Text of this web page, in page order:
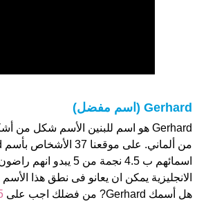
Gerhard (اسم مفضل)
اسمائهم ب 4.5 نجمة من 5
الانجليزية يمكن ان يعانو فى نطق هذا الأسم
هل أسمك Gerhard? من فضلك اجب على
5